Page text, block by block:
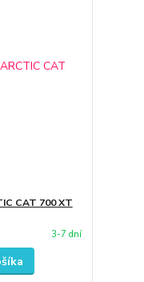
CAT 700 XT
3-7 dní